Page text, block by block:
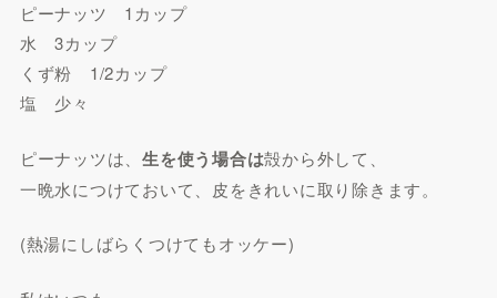
ピーナッツ 1カップ
水 3カップ
くず粉 1/2カップ
塩 少々
ピーナッツは、生を使う場合は殻から外して、
一晩水につけておいて、皮をきれいに取り除きます。
(熱湯にしばらくつけてもオッケー)